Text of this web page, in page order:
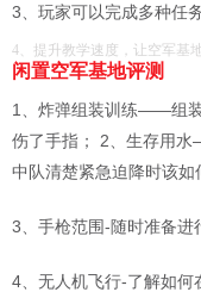
3、玩家可以完成多种任
4、提升教学速度，让空军基
闲置空军基地评测
1、炸弹组装训练——组
伤了手指； 2、生存用
中队清楚紧急迫降时该如
3、手枪范围-随时准备进
4、无人机飞行-了解如何